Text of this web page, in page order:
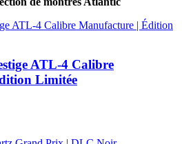
ATL-4 Calibre
Limitée